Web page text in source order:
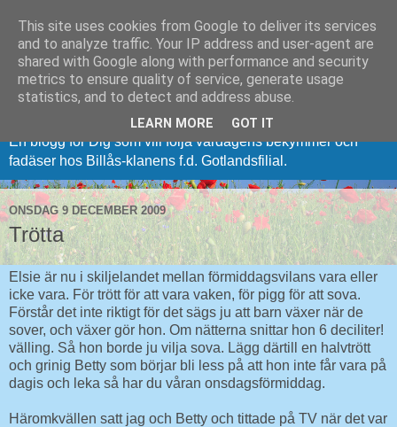
Vi (på) från Gotland
En blogg för Dig som vill följa vardagens bekymmer och
fadäser hos Billås-klanens f.d. Gotlandsfilial.
ONSDAG 9 DECEMBER 2009
Trötta
Elsie är nu i skiljelandet mellan förmiddagsvilans vara eller
icke vara. För trött för att vara vaken, för pigg för att sova.
Förstår det inte riktigt för det sägs ju att barn växer när de
sover, och växer gör hon. Om nätterna snittar hon 6 deciliter!
välling. Så hon borde ju vilja sova. Lägg därtill en halvtrött
och grinig Betty som börjar bli less på att hon inte får vara på
dagis och leka så har du våran onsdagsförmiddag.
Häromkvällen satt jag och Betty och tittade på TV när det var
This site uses cookies from Google to deliver its services
and to analyze traffic. Your IP address and user-agent are
shared with Google along with performance and security
metrics to ensure quality of service, generate usage
statistics, and to detect and address abuse.
LEARN MORE GOT IT